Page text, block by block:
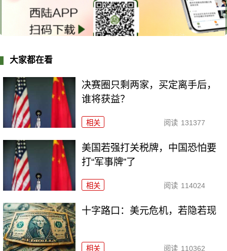
大家都在看
决赛圈只剩两家，买定离手后，
谁将获益？
相关 阅读 131377
美国若强打关税牌，中国恐怕要
打“军事牌”了
相关 阅读 114024
十字路口：美元危机，若隐若现
相关 阅读 110362